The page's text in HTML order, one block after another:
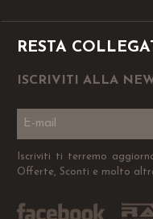
RESTA
ISCRIVITI ALLA
Iscriviti ti terremo
Offerte, Sconti e molto